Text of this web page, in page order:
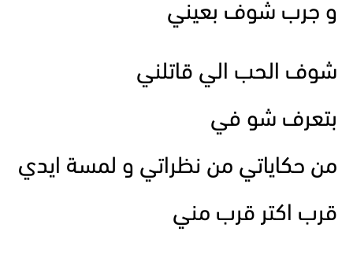
و جرب شوف بعيني
شوف الحب الي قاتلني
بتعرف شو في
من حكاياتي من نظراتي و لمسة ايدي
قرب اكتر قرب مني